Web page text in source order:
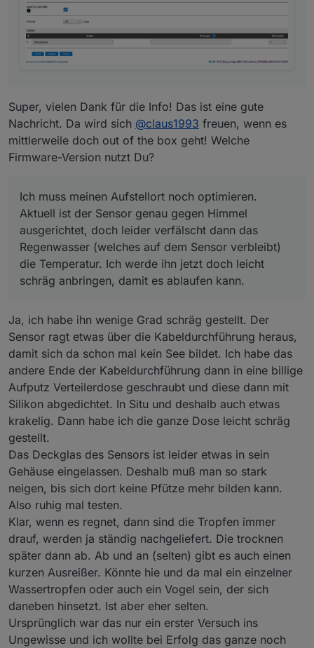
Super, vielen Dank für die Info! Das ist eine gute
Nachricht. Da wird sich @claus1993 freuen, wenn es
mittlerweile doch out of the box geht! Welche
Firmware-Version nutzt Du?
Ich muss meinen Aufstellort noch optimieren.
Aktuell ist der Sensor genau gegen Himmel
ausgerichtet, doch leider verfälscht dann das
Regenwasser (welches auf dem Sensor verbleibt)
die Temperatur. Ich werde ihn jetzt doch leicht
schräg anbringen, damit es ablaufen kann.
Ja, ich habe ihn wenige Grad schräg gestellt. Der
Sensor ragt etwas über die Kabeldurchführung heraus,
damit sich da schon mal kein See bildet. Ich habe das
andere Ende der Kabeldurchführung dann in eine billige
Aufputz Verteilerdose geschraubt und diese dann mit
Silikon abgedichtet. In Situ und deshalb auch etwas
krakelig. Dann habe ich die ganze Dose leicht schräg
gestellt.
Das Deckglas des Sensors ist leider etwas in sein
Gehäuse eingelassen. Deshalb muß man so stark
neigen, bis sich dort keine Pfütze mehr bilden kann.
Also ruhig mal testen.
Klar, wenn es regnet, dann sind die Tropfen immer
drauf, werden ja ständig nachgeliefert. Die trocknen
später dann ab. Ab und an (selten) gibt es auch einen
kurzen Ausreißer. Könnte hie und da mal ein einzelner
Wassertropfen oder auch ein Vogel sein, der sich
daneben hinsetzt. Ist aber eher selten.
Ursprünglich war das nur ein erster Versuch ins
Ungewisse und ich wollte bei Erfolg das ganze noch